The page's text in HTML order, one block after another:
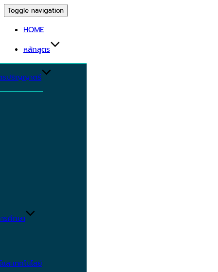
Toggle navigation
HOME
หลักสูตร
รปริญญาตรี
รศึกษา
ะเทคโนโลยี